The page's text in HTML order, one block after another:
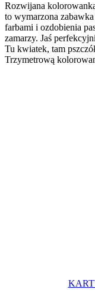
Rozwijana
to wymarzona
farbami i ozdobienia
zamarzy. Jaś
Tu kwiatek, tam
Trzymetrową